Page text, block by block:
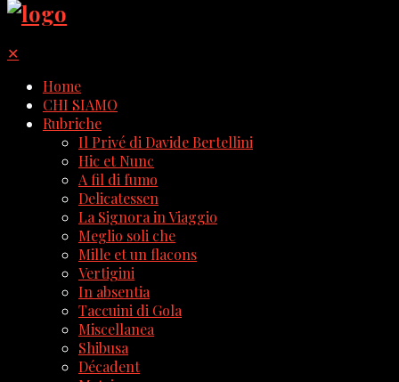
✕
Home
CHI SIAMO
Rubriche
Il Privé di Davide Bertellini
Hic et Nunc
A fil di fumo
Delicatessen
La Signora in Viaggio
Meglio soli che
Mille et un flacons
Vertigini
In absentia
Taccuini di Gola
Miscellanea
Shibusa
Décadent